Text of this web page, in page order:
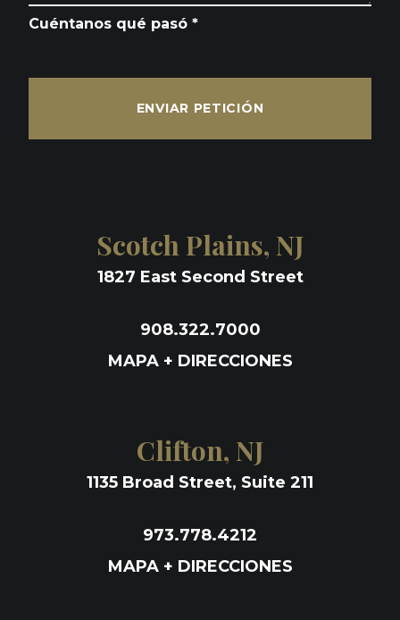
Cuéntanos qué pasó *
ENVIAR PETICIÓN
Scotch Plains, NJ
1827 East Second Street
908.322.7000
MAPA + DIRECCIONES
Clifton, NJ
1135 Broad Street, Suite 211
973.778.4212
MAPA + DIRECCIONES